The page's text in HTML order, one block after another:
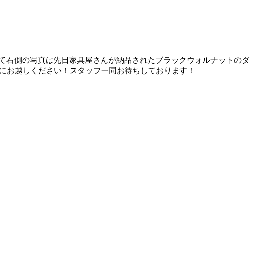
の写真は先日家具屋さんが納品されたブラックウォルナットのダ
越しください！スタッフ一同お待ちしております！